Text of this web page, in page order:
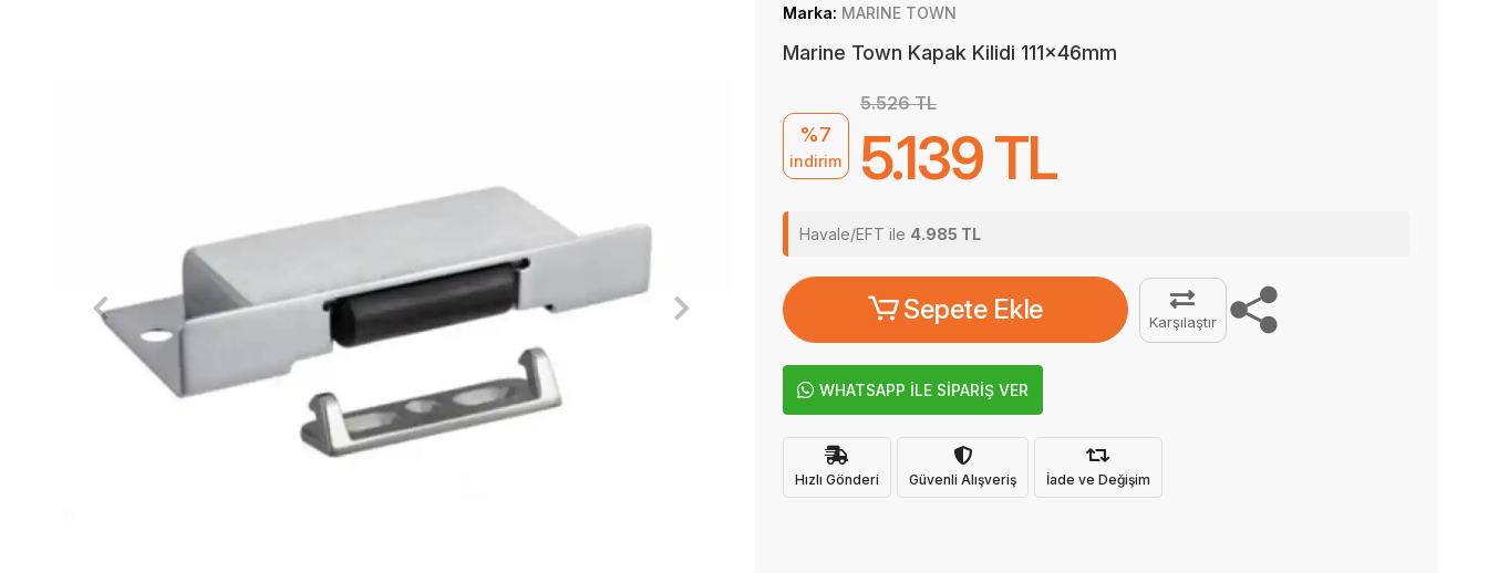
Marka: MARINE TOWN
Marine Town Kapak Kilidi 111x46mm
%7
indirim
5.526 TL
5.139 TL
Havale/EFT ile 4.985 TL
Sepete Ekle Karşılaştır
WHATSAPP İLE SİPARİŞ VER
Hızlı Gönderi Güvenli Alışveriş İade ve Değişim